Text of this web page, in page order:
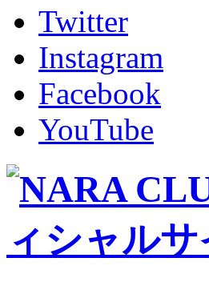
グッズ
ファンコミュニティ
ホームタウン
コラム
その他
TEAM
2026/27トップチーム
2026/27トップチームス
バモス
チアダンススクール
ボランティアチーム「
ビクトリーロード
HOMEGAME
観戦ルール＆マナー
Twitter
Instagram
Facebook
YouTube